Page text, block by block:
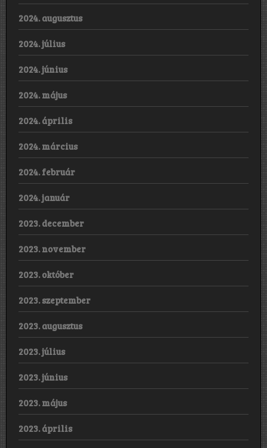
2024. augusztus
2024. július
2024. június
2024. május
2024. április
2024. március
2024. február
2024. január
2023. december
2023. november
2023. október
2023. szeptember
2023. augusztus
2023. július
2023. június
2023. május
2023. április